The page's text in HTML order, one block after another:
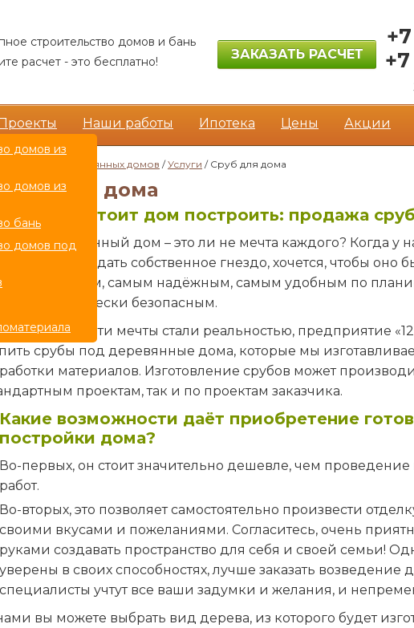
строительство домов и бань
расчет - это бесплатно! ЗАКАЗАТЬ РАСЧЕТ
домов из
домов из
бань
домов под
Наши работы Ипотека Цены Акции
деревянных домов /Услуги / Сруб для дома
Сруб для дома
Что нам стоит дом построить: продажа
собственный дом – это ли не мечта каждого? Когда у
создать собственное гнездо, хочется, чтобы
красивым, самым надёжным, самым удобным по
экологически безопасным.
того, чтобы эти мечты стали реальностью, предприятие
срубы под деревянные дома, которые мы
материалов. Изготовление срубов может
проектам, так и по проектам заказчика.
Какие возможности даёт приобретение
постройки дома?
Во-первых, он стоит значительно дешевле, чем проведение
работ.
Во-вторых, это позволяет самостоятельно произвести
своими вкусами и пожеланиями. Согласитесь, очень
руками создавать пространство для себя и своей семьи!
уверены в своих способностях, лучше заказать
специалисты учтут все ваши задумки и желания, и
вы можете выбрать вид дерева, из которого будет